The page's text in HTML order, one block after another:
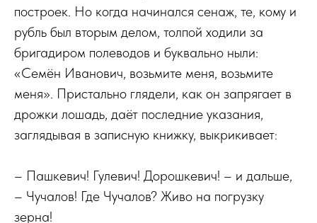
построек. Но когда начинался сенаж, те, кому и
рубль был вторым делом, толпой ходили за
бригадиром полеводов и буквально ныли:
«Семён Иванович, возьмите меня, возьмите
меня». Пристально глядели, как он запрягает в
дрожки лошадь, даёт последние указания,
заглядывая в записную книжку, выкрикивает:
– Пашкевич! Гулевич! Дорошкевич! – и дальше,
– Чучалов! Где Чучалов? Живо на погрузку
зерна!